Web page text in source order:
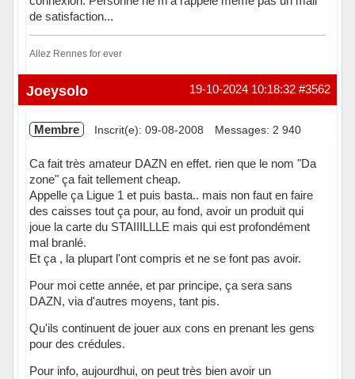
de satisfaction...
Allez Rennes for ever
Hors ligne #3562
19-10-2024 10:18:32
Joeysolo
Membre Inscrit(e): 09-08-2008 Messages: 2 940
Ca fait très amateur DAZN en effet. rien que le nom "Da
zone" ça fait tellement cheap.
Appelle ça Ligue 1 et puis basta.. mais non faut en faire
des caisses tout ça pour, au fond, avoir un produit qui
joue la carte du STAIIILLLE mais qui est profondément
mal branlé.
Et ça , la plupart l'ont compris et ne se font pas avoir.
Pour moi cette année, et par principe, ça sera sans
DAZN, via d'autres moyens, tant pis.
Qu'ils continuent de jouer aux cons en prenant les gens
pour des crédules.
Pour info, aujourdhui, on peut très bien avoir un